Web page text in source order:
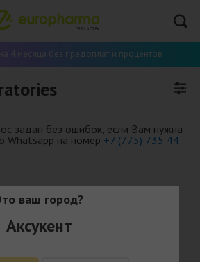
на 4 месяца без предоплат и процентов
задан без ошибок, если Вам нужна
Whatsapp на номер +7 (775) 735 44
ваш город?
Аксукент